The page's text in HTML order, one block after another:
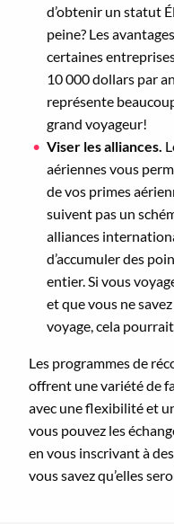
d’obtenir un statut
peine? Les
certaines
10 000 dollars par
représente
grand voyageur!
Viser les alliances.
aériennes vous
de vos primes
suivent pas un
alliances
d’accumuler des
entier. Si vous
et que vous ne
voyage, cela
Les programmes de
offrent une variété de
avec une flexibilité et
vous pouvez les
en vous inscrivant à
vous savez qu’elles